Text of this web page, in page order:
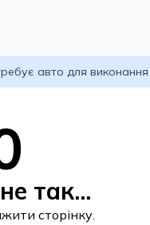
авто для
так...
сторінку.